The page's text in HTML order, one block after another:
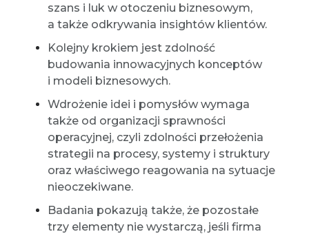
szans i luk w otoczeniu biznesowym,
a także odkrywania insightów klientów.
Kolejny krokiem jest zdolność
budowania innowacyjnych konceptów
i modeli biznesowych.
Wdrożenie idei i pomysłów wymaga
także od organizacji sprawności
operacyjnej, czyli zdolności przełożenia
strategii na procesy, systemy i struktury
oraz właściwego reagowania na sytuacje
nieoczekiwane.
Badania pokazują także, że pozostałe
trzy elementy nie wystarczą, jeśli firma